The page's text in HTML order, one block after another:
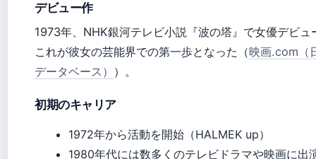
デビュー作
1973年、NHK銀河テレビ小説『波の塔』で女優デビュ
これが彼女の芸能界での第一歩となった（映画.com（
データベース） ）。
初期のキャリア
1972年から活動を開始（HALMEK up）
1980年代には数多くのテレビドラマや映画に出